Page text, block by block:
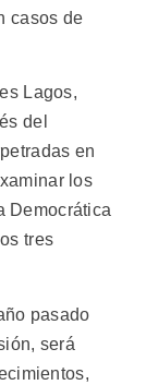
casos de
Lagos,
del
en
los
Democrática
tres
pasado
será